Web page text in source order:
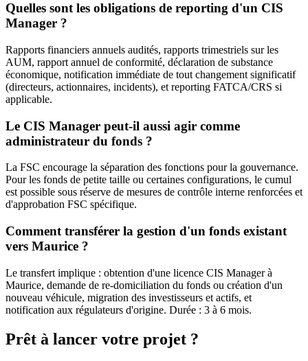
Quelles sont les obligations de reporting d'un CIS
Manager ?
Rapports financiers annuels audités, rapports trimestriels sur les
AUM, rapport annuel de conformité, déclaration de substance
économique, notification immédiate de tout changement significatif
(directeurs, actionnaires, incidents), et reporting FATCA/CRS si
applicable.
Le CIS Manager peut-il aussi agir comme
administrateur du fonds ?
La FSC encourage la séparation des fonctions pour la gouvernance.
Pour les fonds de petite taille ou certaines configurations, le cumul
est possible sous réserve de mesures de contrôle interne renforcées et
d'approbation FSC spécifique.
Comment transférer la gestion d'un fonds existant
vers Maurice ?
Le transfert implique : obtention d'une licence CIS Manager à
Maurice, demande de re-domiciliation du fonds ou création d'un
nouveau véhicule, migration des investisseurs et actifs, et
notification aux régulateurs d'origine. Durée : 3 à 6 mois.
Prêt à lancer votre projet ?